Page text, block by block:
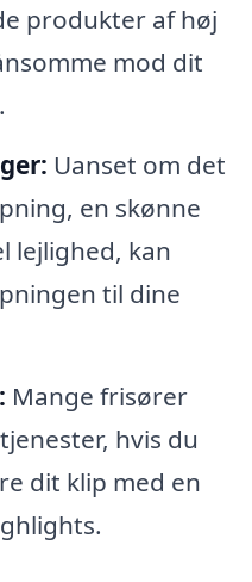
produkter af høj
mod dit
Uanset om det
en skønne
lejlighed, kan
til dine
Mange frisører
hvis du
dit klip med en